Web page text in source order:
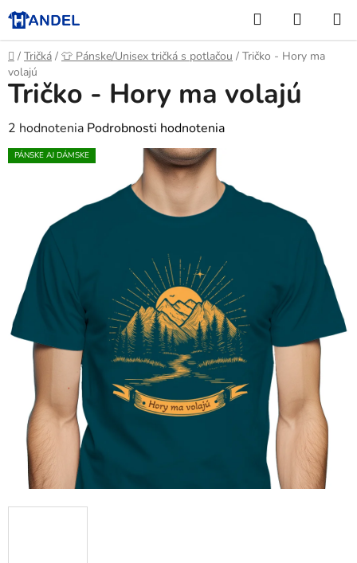
Prejsť
na
obsah
Hľadať
KOŠÍK
Domov
/ Tričká / 👕 Pánske/Unisex tričká s potlačou / Tričko - Hory ma
volajú
Tričko - Hory ma volajú
Priemerné
hodnotenie
hviezdičiek.
2 hodnotenia Podrobnosti hodnotenia
PÁNSKE AJ DÁMSKE